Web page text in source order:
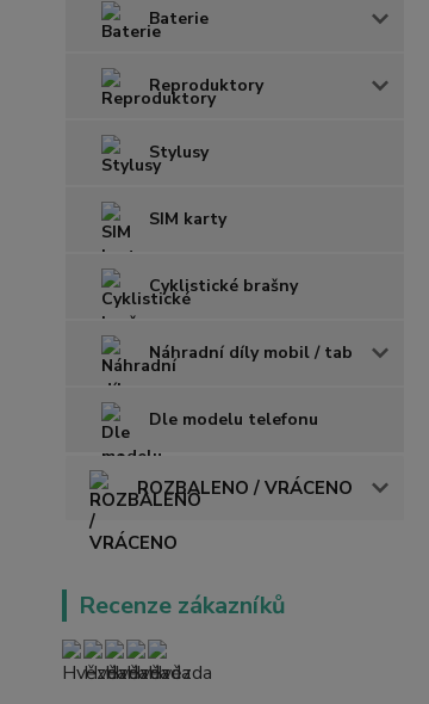
Baterie
Reproduktory
Stylusy
SIM karty
Cyklistické brašny
Náhradní díly mobil / tab
Dle modelu telefonu
ROZBALENO / VRÁCENO
Recenze zákazníků